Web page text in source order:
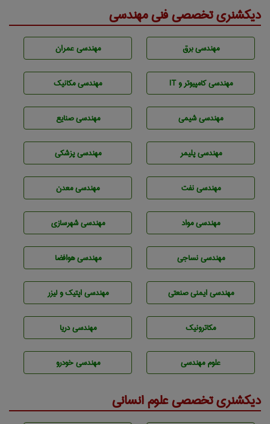
دیکشنری تخصصی فنی مهندسی
مهندسی برق مهندسی عمران
مهندسی كامپيوتر و IT مهندسی مکانیک
مهندسي شيمی مهندسی صنايع
مهندسی پليمر مهندسی پزشکی
مهندسی نفت مهندسی معدن
مهندسی مواد مهندسی شهرسازی
مهندسي نساجی مهندسی هوافضا
مهندسی ایمنی صنعتی مهندسی اپتیک و لیزر
مکاترونیک مهندسی دریا
علوم مهندسی مهندسی خودرو
دیکشنری تخصصی علوم انسانی